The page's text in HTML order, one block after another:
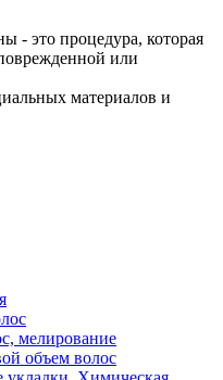
- это процедура, которая
или
материалов и
мелирование
объем волос